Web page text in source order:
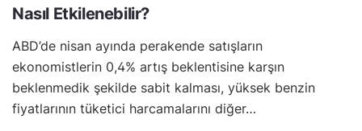
Nasıl Etkilenebilir?
ABD’de nisan ayında perakende satışların
ekonomistlerin 0,4% artış beklentisine karşın
beklenmedik şekilde sabit kalması, yüksek benzin
fiyatlarının tüketici harcamalarını diğer…